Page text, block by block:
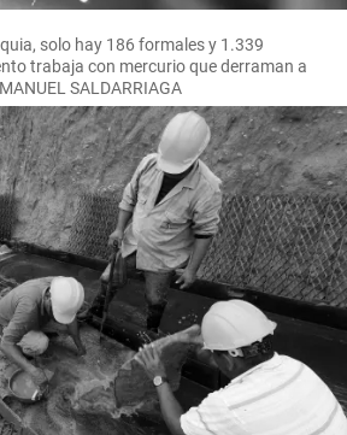
solo hay 186 formales y 1.339
trabaja con mercurio que derraman a
SALDARRIAGA